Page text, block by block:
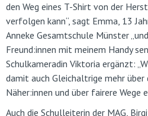
den Weg eines T-Shirt von der
verfolgen kann“, sagt Emma, 13
Anneke Gesamtschule Münster
Freund:innen mit meinem Handy
Schulkameradin Viktoria ergänzt:
damit auch Gleichaltrige mehr
Näher:innen und über fairere Wege
Auch die Schulleiterin der MAG,